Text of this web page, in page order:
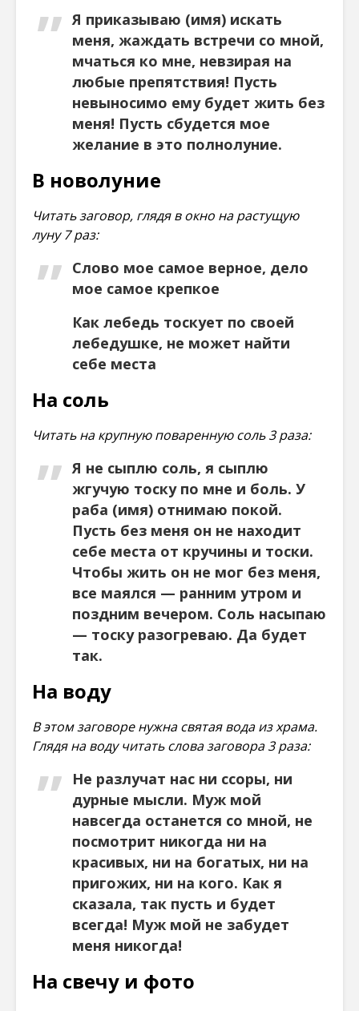
Я приказываю (имя) искать
меня, жаждать встречи со мной,
мчаться ко мне, невзирая на
любые препятствия! Пусть
невыносимо ему будет жить без
меня! Пусть сбудется мое
желание в это полнолуние.
В новолуние
Читать заговор, глядя в окно на растущую
луну 7 раз:
Слово мое самое верное, дело
мое самое крепкое
Как лебедь тоскует по своей
лебедушке, не может найти
себе места
На соль
Читать на крупную поваренную соль 3 раза:
Я не сыплю соль, я сыплю
жгучую тоску по мне и боль. У
раба (имя) отнимаю покой.
Пусть без меня он не находит
себе места от кручины и тоски.
Чтобы жить он не мог без меня,
все маялся — ранним утром и
поздним вечером. Соль насыпаю
— тоску разогреваю. Да будет
так.
На воду
В этом заговоре нужна святая вода из храма.
Глядя на воду читать слова заговора 3 раза:
Не разлучат нас ни ссоры, ни
дурные мысли. Муж мой
навсегда останется со мной, не
посмотрит никогда ни на
красивых, ни на богатых, ни на
пригожих, ни на кого. Как я
сказала, так пусть и будет
всегда! Муж мой не забудет
меня никогда!
На свечу и фото